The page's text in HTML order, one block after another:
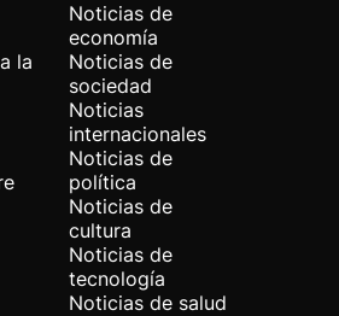
la
Noticias de
economía
Noticias de
sociedad
Noticias
internacionales
Noticias de
política
Noticias de
cultura
Noticias de
tecnología
Noticias de salud